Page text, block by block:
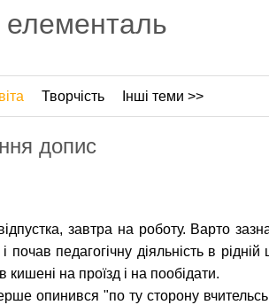
елементаль
Творчість Інші теми >>
допис
завтра на роботу. Варто
почав педагогічну діяльність в
на проїзд і на пообідати.
опинився "по ту сторону